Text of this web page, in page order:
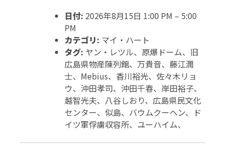
日付: 2026年8月15日 1:00 PM – 5:00
PM
カテゴリ: マイ・ハート
タグ: ヤン・レツル、原爆ドーム、旧
広島県物産陳列館、万貴音、藤江潤
士、Mebius、香川裕光、佐々木リョ
ウ、沖田孝司、沖田千春、岸田裕子、
越智光夫、八谷しおり、広島県民文化
センター、似島、バウムクーヘン、ド
イツ軍俘虜収容所、ユーハイム、